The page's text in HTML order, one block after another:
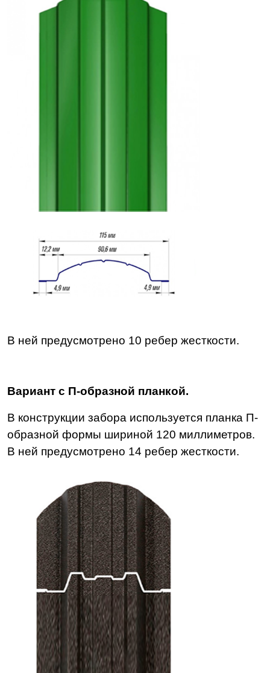
В ней предусмотрено 10 ребер жесткости.
Вариант с П-образной планкой.
В конструкции забора используется планка П-
образной формы шириной 120 миллиметров.
В ней предусмотрено 14 ребер жесткости.